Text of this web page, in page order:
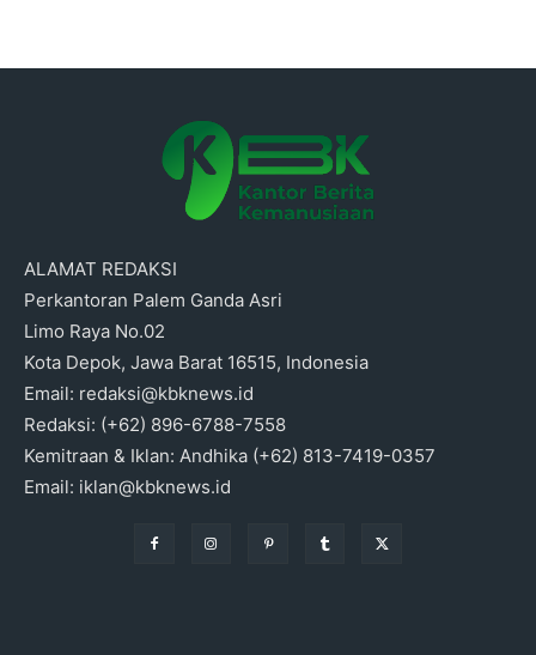
ALAMAT REDAKSI
Perkantoran Palem Ganda Asri
Limo Raya No.02
Kota Depok, Jawa Barat 16515, Indonesia
Email: redaksi@kbknews.id
Redaksi: (+62) 896-6788-7558
Kemitraan & Iklan: Andhika (+62) 813-7419-0357
Email: iklan@kbknews.id